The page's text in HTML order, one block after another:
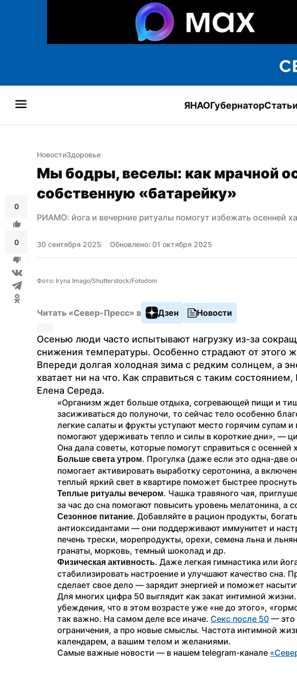
ЯНАОГубернаторСтатьи
0
0
НовостиЗдоровье
Мы бодры, веселы: как мрачной
собственную «батарейку»
РИАМО: йога и вечерние ритуалы помогут избежать осенней
30 сентября 2025 Обновлено: 01 октября 2025
Фото: Iryna Imago/Shutterstock/Fotodom
Читать «Север-Пресс» в Дзен Новости
Осенью люди часто испытывают нагрузку из-за
снижения температуры. Особенно страдают от этого
Впереди долгая холодная зима с редким солнцем, а
хватает ни на что. Как справиться с таким
Елена Середа.
«Организм ждет больше отдыха, согревающей пищи и
засиживаться до полуночи, то сейчас тело особенно
легкие салаты и фрукты уступают место горячим супам
помогают удерживать тепло и силы в короткие дни», —
Она дала советы, которые помогут справиться с
Больше света утром. Прогулка (даже если это одна-две
помогает активировать выработку серотонина, а
теплый яркий свет в квартире поможет быстрее
Теплые ритуалы вечером. Чашка травяного чая,
за час до сна помогают повысить уровень мелатонина, а
Сезонное питание. Добавляйте в рацион продукты,
антиоксидантами — они поддерживают иммунитет и
печень трески, морепродукты, орехи, семена льна и
гранаты, морковь, темный шоколад и др.
Физическая активность. Даже легкая гимнастика или
стабилизировать настроение и улучшают качество сна.
сделает свое дело — зарядит энергией и поможет
Для многих цифра 50 выглядит как закат интимной
убеждения, что в этом возрасте уже «не до этого»,
так важно. На самом деле все иначе. Секс после 50 — это
ограничения, а про новые смыслы. Частота интимной
календарем, а вашим телом и желаниями.
Самые важные новости — в нашем telegram-канале